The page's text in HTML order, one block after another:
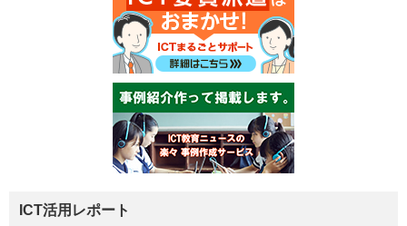
ICT活用レポート